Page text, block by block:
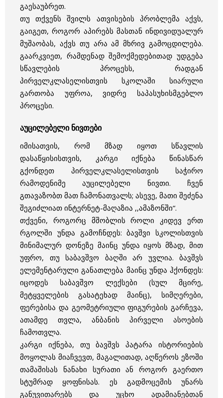
გაესაუბრეთ.
თუ თქვენს შვილს ათვისების პრობლემა აქვს,
გაიგეთ, როგორ აპირებს მასთან ინდივიდუალურ
მუშაობას, აქვს თუ არა ამ მხრივ გამოცდილება.
გაარკვიეთ, რამდენად შემოქმედებითად უდგება
სწავლების პროცესს, რადგან
პირველკლასელისთვის სკოლაში სიარული
გართობა უფროა, ვიდრე საპასუხისმგებლო
პროცესი.
აუცილებელი ნივთები
იმისათვის, რომ მზად იყოთ სწავლის
დასაწყისისთვის, კარგი იქნება წინასწარ
გქონდეთ პირველკლასელისთვის საჭირო
რამოდენიმე აუცილებელი ნივთი. ჩვენ
გთავაზობთ მათ ჩამონათვალს; ასევე, მათი შეძენა
შეგიძლიათ ინტერნეტ-მაღაზია ,,ამაზონში“.
თქვენი, როგორც მშობლის როლი კიდევ ერთ
რგოლში უნდა გამოჩნდეს: ბავშვი სკოლისთვის
მინიმალურ დონეზე მაინც უნდა იყოს მზად, მით
უფრო, თუ საბავშვო ბაღში არ უვლია. ბავშვს
ელემენტარული განათლება მაინც უნდა ჰქონდეს:
იცოდეს საბავშვო ლექსები (სულ მცირე,
მეტყველების გასატეხად მაინც), სიმღერები,
ფერებისა და გეომეტრიული ფიგურების გარჩევა,
ათამდე თვლა, ანბანის პირველი ასოების
ჩამოთვლა.
კარგი იქნება, თუ ბავშვს პატარა ისტორიების
მოყოლას მიაჩვევთ, მაგალითად, აღწეროს ეზოში
თამაშისას ნანახი სურათი ან როგორ გაერთო
სტუმრად ყოფნისას. ეს გადმოცემის უნარს
განუვითარებს და უცხო ადამიანებთან